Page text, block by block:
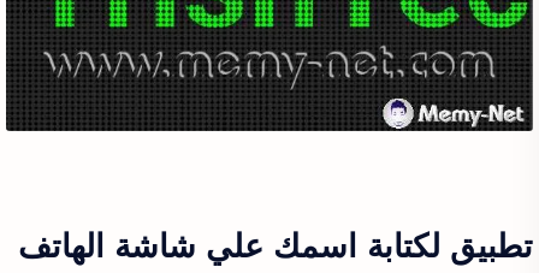
تطبيق لكتابة اسمك علي شاشة الهاتف